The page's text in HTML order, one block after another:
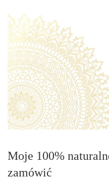
Moje 100%
zamówić